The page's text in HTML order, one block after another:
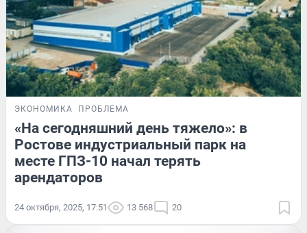
ЭКОНОМИКА ПРОБЛЕМА
«На сегодняшний день тяжело»: в
Ростове индустриальный парк на
месте ГПЗ-10 начал терять
арендаторов
24 октября, 2025, 17:51 13 568 20